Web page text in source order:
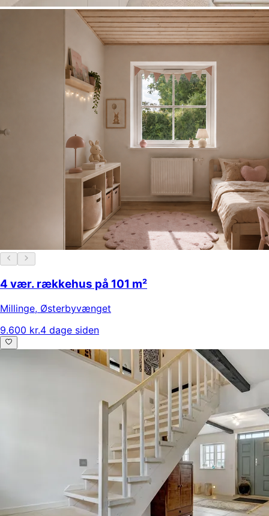
4 vær. rækkehus på 101 m²
Millinge, Østerbyvænget
9.600 kr.4 dage siden